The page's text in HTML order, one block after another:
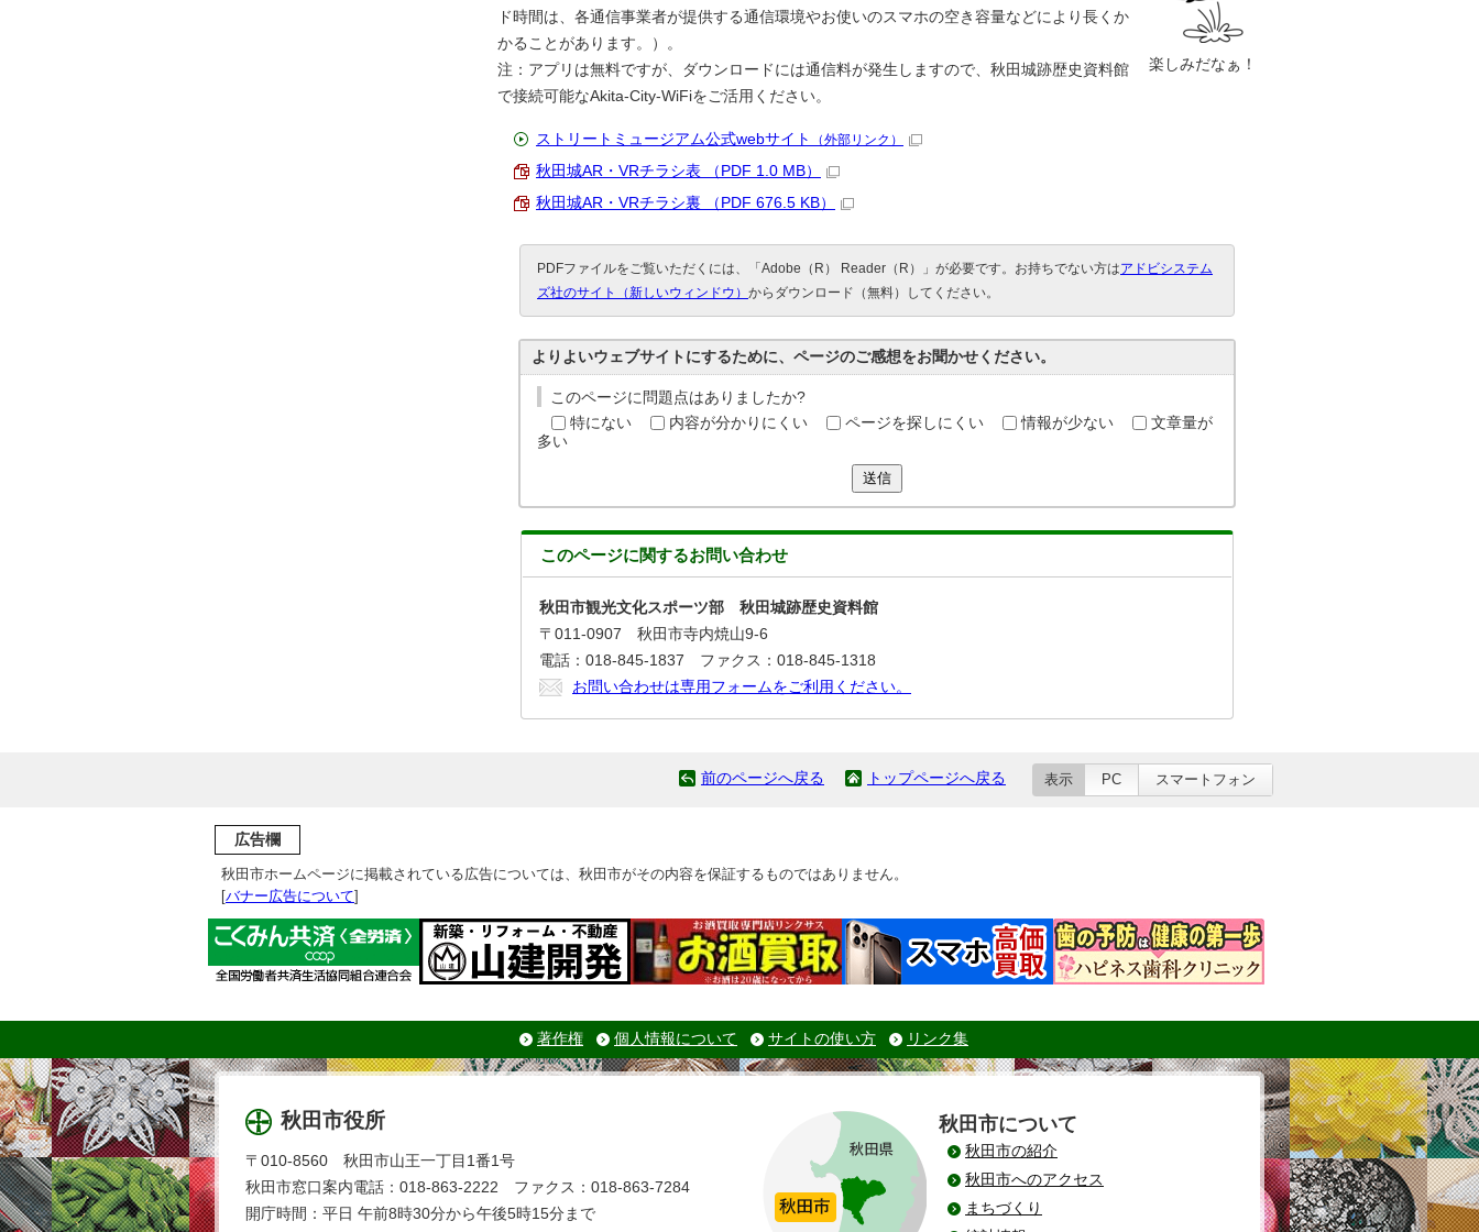
楽しみだなぁ！
ド時間は、各通信事業者が提供する通信環境やお使いのスマホの空き容量などにより長くか
かることがあります。）。
注：アプリは無料ですが、ダウンロードには通信料が発生しますので、秋田城跡歴史資料館
で接続可能なAkita-City-WiFiをご活用ください。
ストリートミュージアム公式webサイト （外部リンク）
秋田城AR・VRチラシ表 （PDF 1.0 MB）
秋田城AR・VRチラシ裏 （PDF 676.5 KB）
PDFファイルをご覧いただくには、「Adobe（R） Reader（R）」が必要です。お持ちでない方はアドビシステム
ズ社のサイト（新しいウィンドウ） からダウンロード（無料）してください。
よりよいウェブサイトにするために、ページのご感想をお聞かせください。
このページに問題点はありましたか?
特にない
内容が分かりにくい ページを探しにくい 情報が少ない
文章量が
多い
送信
このページに関するお問い合わせ
秋田市観光文化スポーツ部 秋田城跡歴史資料館
〒011-0907 秋田市寺内焼山9-6
電話：018-845-1837 ファクス：018-845-1318
お問い合わせは専用フォームをご利用ください。
前のページへ戻る トップページへ戻る 表示 PC スマートフォン
広告欄
秋田市ホームページに掲載されている広告については、秋田市がその内容を保証するものではありません。
[バナー広告について]
著作権 個人情報について サイトの使い方 リンク集
秋田市役所
〒010-8560 秋田市山王一丁目1番1号
秋田市窓口案内電話：018-863-2222 ファクス：018-863-7284
開庁時間：平日 午前8時30分から午後5時15分まで
秋田市について
秋田市の紹介
秋田市へのアクセス
まちづくり